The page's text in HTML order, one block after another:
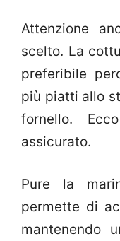
Attenzione
scelto. La
preferibile
più piatti allo
fornello.
assicurato.
Pure la
permette di
mantenendo